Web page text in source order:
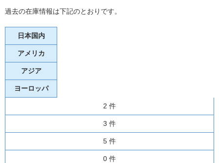
過去の在庫情報は下記のとおりです。
日本国内
アメリカ
アジア
ヨーロッパ
2 件
3 件
5 件
0 件